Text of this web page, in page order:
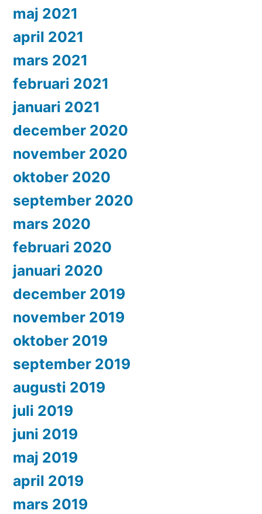
maj 2021
april 2021
mars 2021
februari 2021
januari 2021
december 2020
november 2020
oktober 2020
september 2020
mars 2020
februari 2020
januari 2020
december 2019
november 2019
oktober 2019
september 2019
augusti 2019
juli 2019
juni 2019
maj 2019
april 2019
mars 2019